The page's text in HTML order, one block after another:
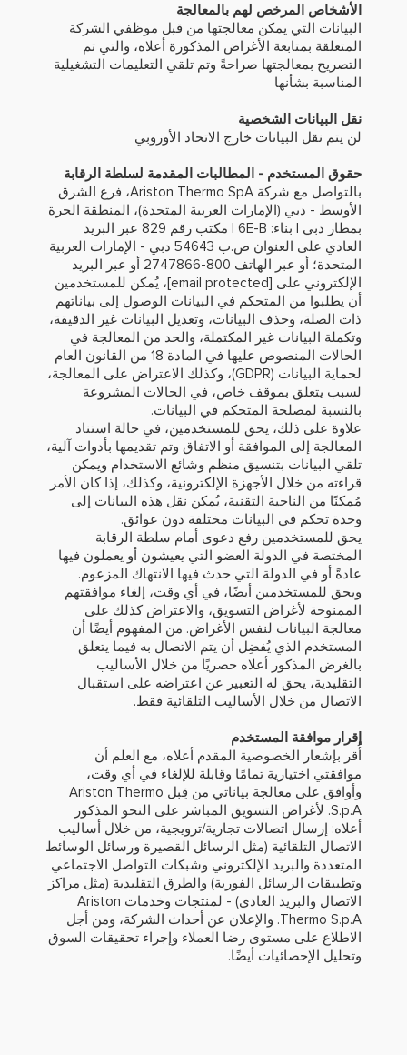
الأشخاص المرخص لهم بالمعالجة
البيانات التي يمكن معالجتها من قبل موظفي الشركة
المتعلقة بمتابعة الأغراض المذكورة أعلاه، والتي تم
التصريح بمعالجتها صراحةً وتم تلقي التعليمات التشغيلية
المناسبة بشأنها
نقل البيانات الشخصية
لن يتم نقل البيانات خارج الاتحاد الأوروبي
حقوق المستخدم - المطالبات المقدمة لسلطة الرقابة
بالتواصل مع شركة Ariston Thermo SpA، فرع الشرق
الأوسط - دبي (الإمارات العربية المتحدة)، المنطقة الحرة
بمطار دبي | بناء: 6E-B | مكتب رقم 829 عبر البريد
العادي على العنوان ص.ب 54643 دبي - الإمارات العربية
المتحدة؛ أو عبر الهاتف 800-2747866 أو عبر البريد
الإلكتروني على [email protected]
، يُمكن للمستخدمين
أن يطلبوا من المتحكم في البيانات الوصول إلى بياناتهم
ذات الصلة، وحذف البيانات، وتعديل البيانات غير الدقيقة،
وتكملة البيانات غير المكتملة، والحد من المعالجة في
الحالات المنصوص عليها في المادة 18 من القانون العام
لحماية البيانات (GDPR)، وكذلك الاعتراض على المعالجة،
لسبب يتعلق بموقف خاص، في الحالات المشروعة
بالنسبة لمصلحة المتحكم في البيانات.
علاوة على ذلك، يحق للمستخدمين، في حالة استناد
المعالجة إلى الموافقة أو الاتفاق وتم تقديمها بأدوات آلية،
تلقي البيانات بتنسيق منظم وشائع الاستخدام ويمكن
قراءته من خلال الأجهزة الإلكترونية، وكذلك، إذا كان الأمر
مُمكنًا من الناحية التقنية، يُمكن نقل هذه البيانات إلى
وحدة تحكم في البيانات مختلفة دون عوائق.
يحق للمستخدمين رفع دعوى أمام سلطة الرقابة
المختصة في الدولة العضو التي يعيشون أو يعملون فيها
عادةً أو في الدولة التي حدث فيها الانتهاك المزعوم.
ويحق للمستخدمين أيضًا، في أي وقت، إلغاء موافقتهم
الممنوحة لأغراض التسويق، والاعتراض كذلك على
معالجة البيانات لنفس الأغراض. من المفهوم أيضًا أن
المستخدم الذي يُفضِل أن يتم الاتصال به فيما يتعلق
بالغرض المذكور أعلاه حصريًا من خلال الأساليب
التقليدية، يحق له التعبير عن اعتراضه على استقبال
الاتصال من خلال الأساليب التلقائية فقط.
إقرار موافقة المستخدم
أُقر بإشعار الخصوصية المقدم أعلاه، مع العلم أن
موافقتي اختيارية تمامًا وقابلة للإلغاء في أي وقت،
وأوافق على معالجة بياناتي من قِبل Ariston Thermo
S.p.A. لأغراض التسويق المباشر على النحو المذكور
أعلاه: إرسال اتصالات تجارية/ترويجية، من خلال أساليب
الاتصال التلقائية (مثل الرسائل القصيرة ورسائل الوسائط
المتعددة والبريد الإلكتروني وشبكات التواصل الاجتماعي
وتطبيقات الرسائل الفورية) والطرق التقليدية (مثل مراكز
الاتصال والبريد العادي) - لمنتجات وخدمات Ariston
Thermo S.p.A. والإعلان عن أحداث الشركة، ومن أجل
الاطلاع على مستوى رضا العملاء وإجراء تحقيقات السوق
وتحليل الإحصائيات أيضًا.